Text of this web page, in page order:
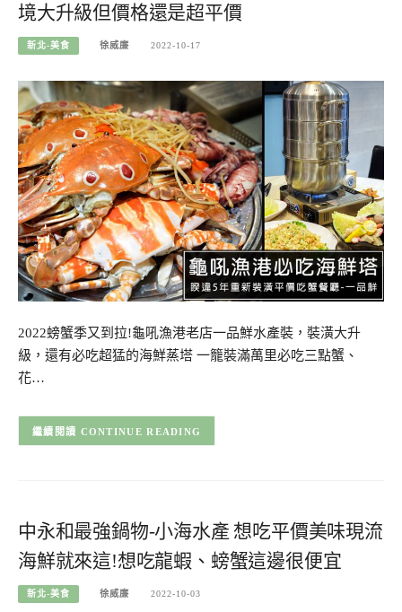
境大升級但價格還是超平價
新北-美食 徐威廉 2022-10-17
2022螃蟹季又到拉!龜吼漁港老店一品鮮水產裝，裝潢大升
級，還有必吃超猛的海鮮蒸塔 一籠裝滿萬里必吃三點蟹、
花…
CONTINUE READING
中永和最強鍋物-小海水產 想吃平價美味現流
海鮮就來這!想吃龍蝦、螃蟹這邊很便宜
新北-美食 徐威廉 2022-10-03